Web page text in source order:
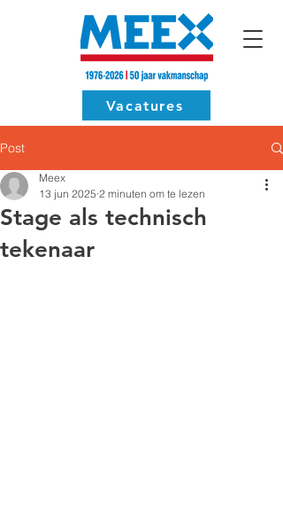
Vacatures
Post
Stage als technisch
tekenaar
Meex
13 jun 2025 2 minuten om te lezen